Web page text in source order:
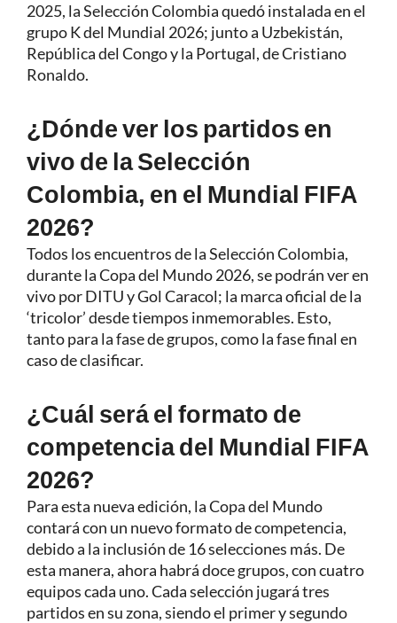
2025, la Selección Colombia quedó instalada en el
grupo K del Mundial 2026; junto a Uzbekistán,
República del Congo y la Portugal, de Cristiano
Ronaldo.
¿Dónde ver los partidos en
vivo de la Selección
Colombia, en el Mundial FIFA
2026?
Todos los encuentros de la Selección Colombia,
durante la Copa del Mundo 2026, se podrán ver en
vivo por DITU y Gol Caracol; la marca oficial de la
‘tricolor’ desde tiempos inmemorables. Esto,
tanto para la fase de grupos, como la fase final en
caso de clasificar.
¿Cuál será el formato de
competencia del Mundial FIFA
2026?
Para esta nueva edición, la Copa del Mundo
contará con un nuevo formato de competencia,
debido a la inclusión de 16 selecciones más. De
esta manera, ahora habrá doce grupos, con cuatro
equipos cada uno. Cada selección jugará tres
partidos en su zona, siendo el primer y segundo